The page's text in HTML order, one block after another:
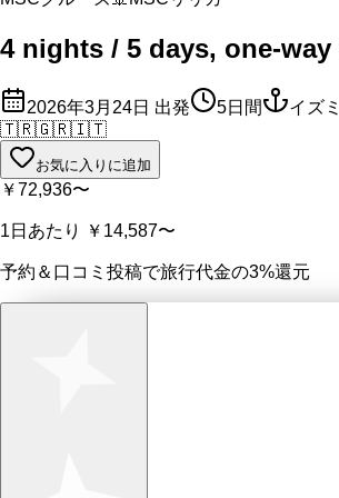
4 nights / 5 days, one-
2026年3月24日 出発 5日間
イズ
🇹🇷🇬🇷🇮🇹
お気に入りに追加
￥72,936〜
1日あたり ￥14,587〜
予約＆口コミ投稿で旅行代金の3%還元